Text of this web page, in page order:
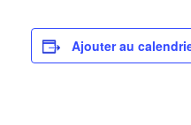
Ajouter au